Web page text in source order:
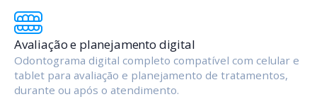
Avaliação e planejamento digital
Odontograma digital completo compatível com celular e
tablet para avaliação e planejamento de tratamentos,
durante ou após o atendimento.